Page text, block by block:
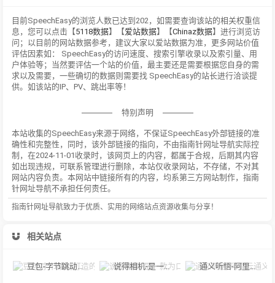
目前SpeechEasy的浏览人数已达到202，如需要查询该站的相关权重信
息，您可以点击【5118数据】【爱站数据】【Chinaz数据】进行浏览访
问；以目前的网站数据参考，建议大家以爱站数据为准，更多网站价值
评估因素如： SpeechEasy的访问速度、搜索引擎收录以及索引量、用
户体验等；当然要评估一个站的价值，最主要还是需要根据您自身的需
求以及需要，一些确切的数据则需要找 SpeechEasy的站长进行洽谈提
供。如该站的IP、PV、跳出率等！
特别声明
本站收集的SpeechEasy来源于网络，不保证SpeechEasy外部链接的准
确性和完整性，同时，该外部链接的指向，不由指南针网址导航实际控
制，在2024-11-01收录时，该网页上的内容，都属于合规，后期其内容
如出现违规，可联系管理进行删除，本站仅收录网站，不存储，不对其
网站内容负责。本网站中链接所有的内容，均系第三方网站制作，指南
针网址导航不承担任何责任。
指南针网址导航致力于优质、实用的网络站点资源收集与分享！
相关站点
豆包-字节跳动打造的多功能AI对话工具 说得相机-是一款为口播视频创作者量身定制的智能拍摄工具 通义听悟-阿里云通义听悟是聚焦音视频内容的工作学习AI助手